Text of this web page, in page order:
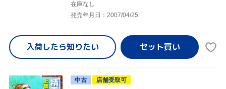
在庫なし
発売年月日：2007/04/25
入荷したら知りたい
中古
店舗受取可